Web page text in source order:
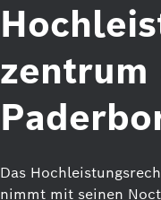
Das
nimmt mit seinen